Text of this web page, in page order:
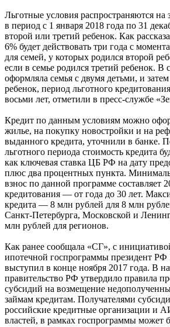
Льготные условия распространяются
в период с 1 января 2018 года по 31
второй или третий ребенок. Как
6% будет действовать три года с
для семей, у которых родился второй
если в семье родился третий ребенок. В
оформляла семья с двумя детьми, и
ребенок, период льготного
восьми лет, отметили в пресс-службе
Кредит по данным условиям можно
жилье, на покупку новостройки и на
выданного кредита, уточнили в банке.
льготного периода стоимость кредита
как ключевая ставка ЦБ РФ на дату
плюс два процентных пункта.
взнос по данной программе составляет
кредитования — от года до 30 лет.
кредита — 8 млн рублей для 8 млн
Санкт-Петербурга, Московской и
млн рублей для регионов.
Как ранее сообщала «СГ», с
ипотечной госпрограммы президент
выступил в конце ноября 2017 года. В
правительство РФ утвердило правила
субсидий на возмещение
займам кредитам. Получателями
российские кредитные организации и
властей, в рамках госпрограммы может